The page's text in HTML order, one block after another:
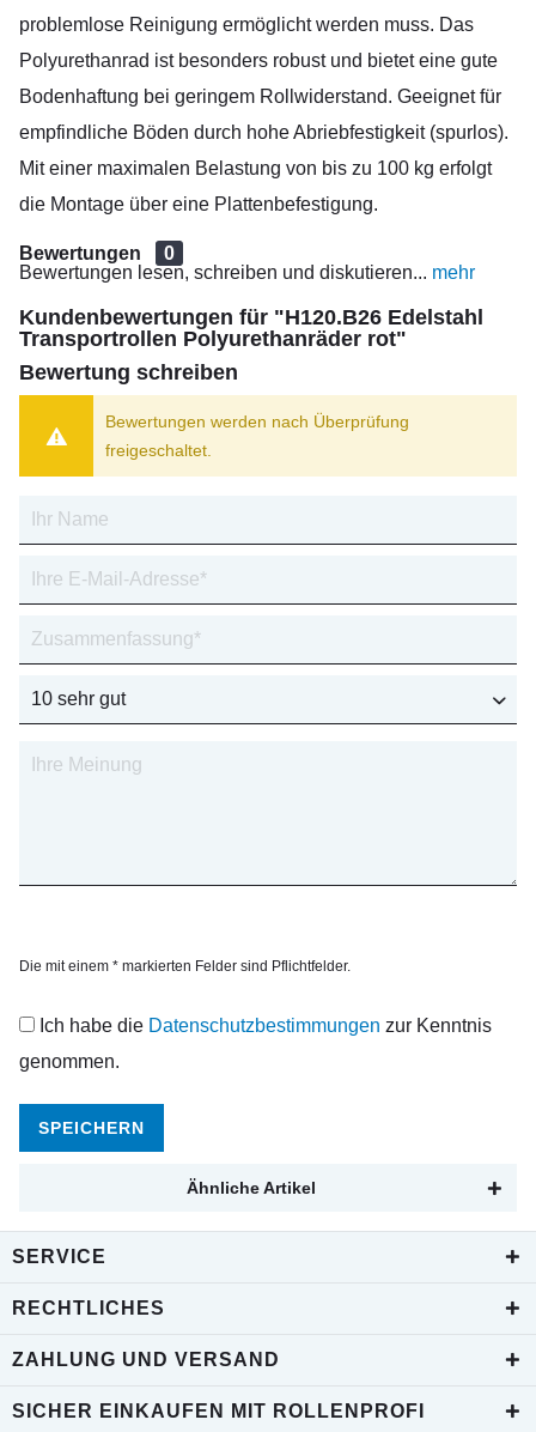
problemlose Reinigung ermöglicht werden muss. Das
Polyurethanrad ist besonders robust und bietet eine gute
Bodenhaftung bei geringem Rollwiderstand. Geeignet für
empfindliche Böden durch hohe Abriebfestigkeit (spurlos).
Mit einer maximalen Belastung von bis zu 100 kg erfolgt
die Montage über eine Plattenbefestigung.
Bewertungen
0
Bewertungen lesen, schreiben und diskutieren... mehr
Kundenbewertungen für "H120.B26 Edelstahl
Transportrollen Polyurethanräder rot"
Bewertung schreiben
Bewertungen werden nach Überprüfung
freigeschaltet.
Die mit einem * markierten Felder sind Pflichtfelder.
Ich habe die Datenschutzbestimmungen zur Kenntnis
genommen.
SPEICHERN
Ähnliche Artikel
SERVICE
RECHTLICHES
ZAHLUNG UND VERSAND
SICHER EINKAUFEN MIT ROLLENPROFI